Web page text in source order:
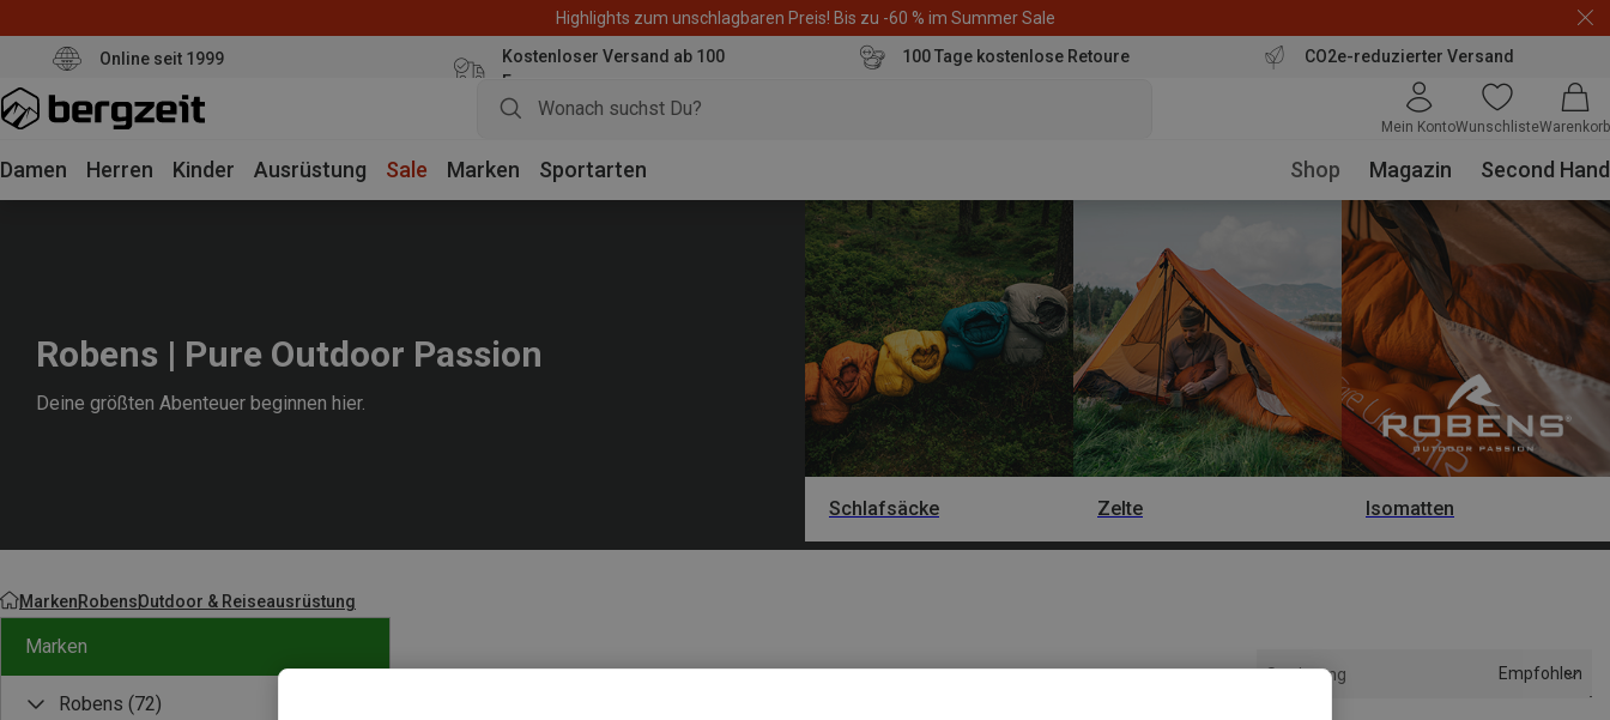
Highlights zum unschlagbaren Preis! Bis zu -60 % im Summer Sale
Online seit 1999
Kostenloser Versand ab 100
Euro
100 Tage kostenlose Retoure CO2e-reduzierter Versand
Mein KontoWunschlisteWarenkorb
Damen Herren Kinder Ausrüstung Sale Marken Sportarten Shop Magazin Second Hand
Robens | Pure Outdoor Passion
Deine größten Abenteuer beginnen hier.
Schlafsäcke Zelte Isomatten
MarkenRobensOutdoor & Reiseausrüstung
Marken
Robens (72)
Sortierung Empfohlen